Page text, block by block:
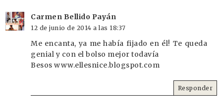
Carmen Bellido Payán
12 de junio de 2014 a las 18:37
Me encanta, ya me había fijado en él! Te queda
genial y con el bolso mejor todavía
Besos www.ellesnice.blogspot.com
Responder